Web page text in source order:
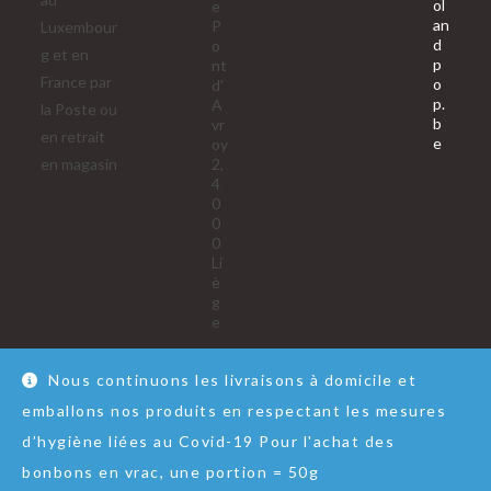
Nous continuons les livraisons à domicile et
emballons nos produits en respectant les mesures
d’hygiène liées au Covid-19 Pour l'achat des
bonbons en vrac, une portion = 50g
Luxembour
g et en
France par
la Poste ou
en retrait
en magasin
e
P
o
nt
d'
A
vr
oy
2,
4
0
0
0
Li
è
g
e
ol
an
d
p
o
p.
b
eS’ouvre
Nous contacter Conditions Générales de Vente